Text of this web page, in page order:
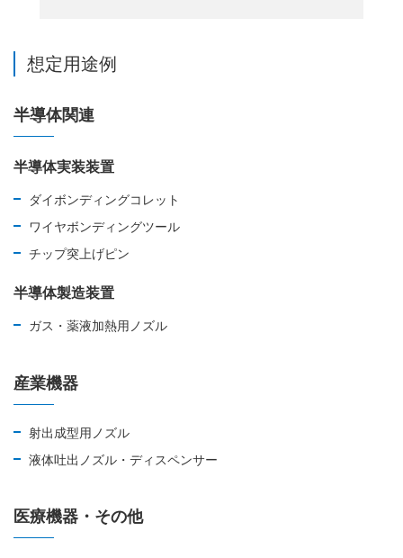
想定用途例
半導体関連
半導体実装装置
ダイボンディングコレット
ワイヤボンディングツール
チップ突上げピン
半導体製造装置
ガス・薬液加熱用ノズル
産業機器
射出成型用ノズル
液体吐出ノズル・ディスペンサー
医療機器・その他